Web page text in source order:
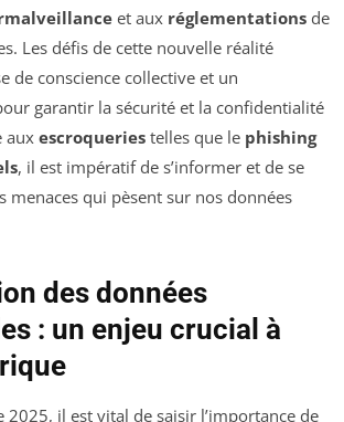
et aux réglementations de
Les défis de cette nouvelle réalité
de conscience collective et un
garantir la sécurité et la confidentialité
aux escroqueries telles que le phishing
, il est impératif de s’informer et de se
menaces qui pèsent sur nos données
des données
: un enjeu crucial à
2025, il est vital de saisir l’importance de